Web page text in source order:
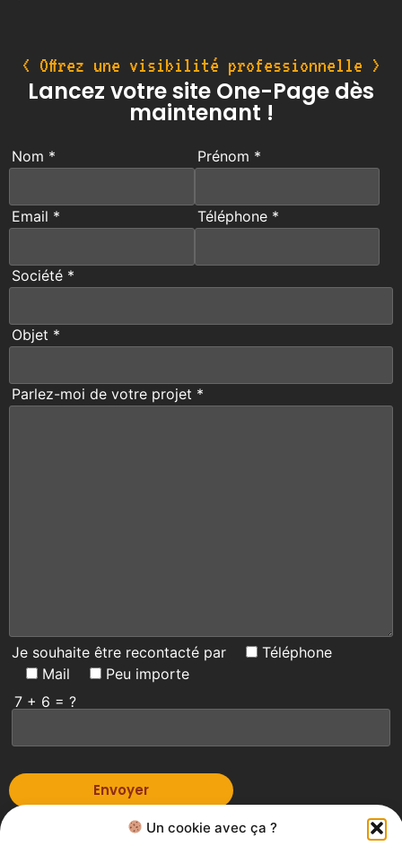
Un cookie avec ça ?
< Offrez une visibilité professionnelle >
Lancez votre site One-Page dès
maintenant !
Nom * Prénom *
Email * Téléphone *
Société *
Objet *
Parlez-moi de votre projet *
Je souhaite être recontacté par
Téléphone
Mail
Peu importe
7 + 6 = ?